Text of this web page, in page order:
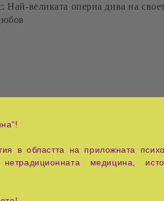
Най-великата оперна дива на
в областта на приложната
медицина,